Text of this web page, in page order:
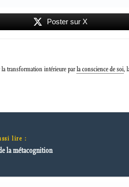
Poster sur X
la transformation intérieure parla conscience de soi,
lire :
la métacognition